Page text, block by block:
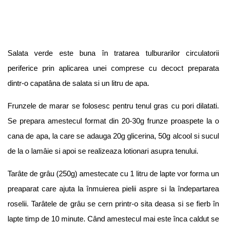
Salata verde este buna în tratarea tulburarilor circulatorii
periferice prin aplicarea unei comprese cu decoct preparata
dintr-o capatâna de salata si un litru de apa.
Frunzele de marar se folosesc pentru tenul gras cu pori dilatati.
Se prepara amestecul format din 20-30g frunze proaspete la o
cana de apa, la care se adauga 20g glicerina, 50g alcool si sucul
de la o lamâie si apoi se realizeaza lotionari asupra tenului.
Tarâte de grâu (250g) amestecate cu 1 litru de lapte vor forma un
preaparat care ajuta la înmuierea pielii aspre si la îndepartarea
roselii. Tarâtele de grâu se cern printr-o sita deasa si se fierb în
lapte timp de 10 minute. Când amestecul mai este înca caldut se